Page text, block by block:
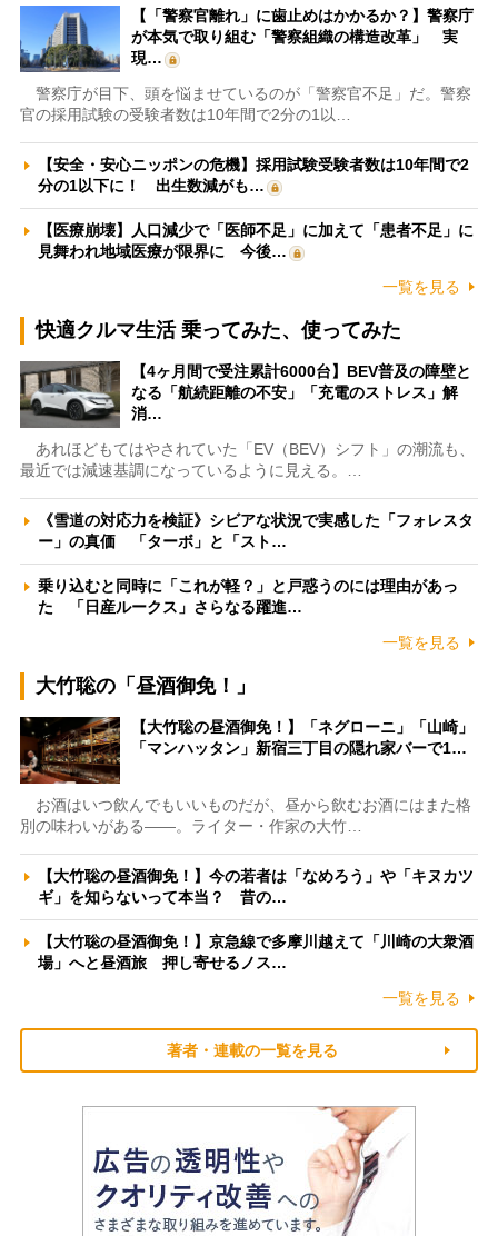
【「警察官離れ」に歯止めはかかるか？】警察庁
が本気で取り組む「警察組織の構造改革」 実
現…
警察庁が目下、頭を悩ませているのが「警察官不足」だ。警察
官の採用試験の受験者数は10年間で2分の1以…
【安全・安心ニッポンの危機】採用試験受験者数は10年間で2
分の1以下に！ 出生数減がも…
【医療崩壊】人口減少で「医師不足」に加えて「患者不足」に
見舞われ地域医療が限界に 今後…
一覧を見る
快適クルマ生活 乗ってみた、使ってみた
【4ヶ月間で受注累計6000台】BEV普及の障壁と
なる「航続距離の不安」「充電のストレス」解
消…
あれほどもてはやされていた「EV（BEV）シフト」の潮流も、
最近では減速基調になっているように見える。…
《雪道の対応力を検証》シビアな状況で実感した「フォレスタ
ー」の真価 「ターボ」と「スト…
乗り込むと同時に「これが軽？」と戸惑うのには理由があっ
た 「日産ルークス」さらなる躍進…
一覧を見る
大竹聡の「昼酒御免！」
【大竹聡の昼酒御免！】「ネグローニ」「山崎」
「マンハッタン」新宿三丁目の隠れ家バーで1…
お酒はいつ飲んでもいいものだが、昼から飲むお酒にはまた格
別の味わいがある――。ライター・作家の大竹…
【大竹聡の昼酒御免！】今の若者は「なめろう」や「キヌカツ
ギ」を知らないって本当？ 昔の…
【大竹聡の昼酒御免！】京急線で多摩川越えて「川崎の大衆酒
場」へと昼酒旅 押し寄せるノス…
一覧を見る
著者・連載の一覧を見る